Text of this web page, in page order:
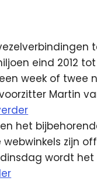
eind 2012
week of twee
Martin
het
webwinkels zijn
wordt